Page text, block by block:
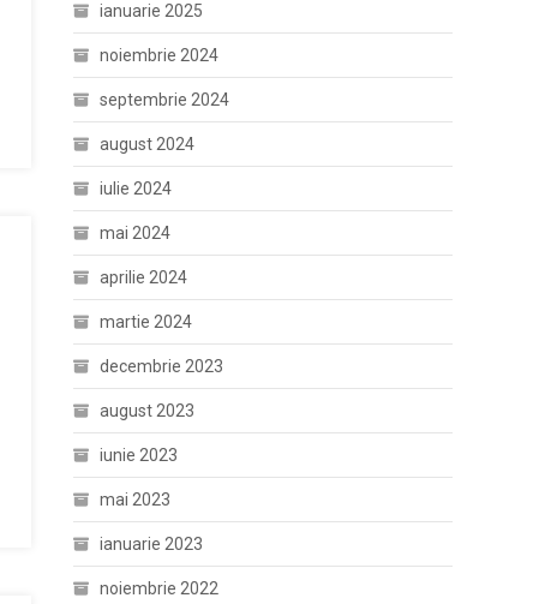
ianuarie 2025
noiembrie 2024
septembrie 2024
august 2024
iulie 2024
mai 2024
aprilie 2024
martie 2024
decembrie 2023
august 2023
iunie 2023
mai 2023
ianuarie 2023
noiembrie 2022